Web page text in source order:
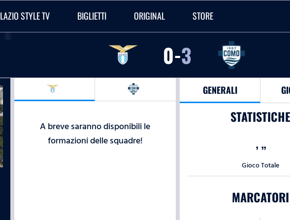
LAZIO STYLE TV BIGLIETTI ORIGINAL STORE
0-3
A breve saranno disponibili le
formazioni delle squadre!
GENERALI
STATISTICHE
’”
Gioco Totale
MARCATORI